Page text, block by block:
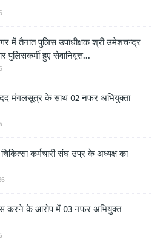
में तैनात पुलिस उपाधीक्षक श्री उमेशचन्द्र
पुलिसकर्मी हुए सेवानिवृत्त...
मंगलसूत्र के साथ 02 नफर अभियुक्ता
कर्मचारी संघ उप्र के अध्यक्ष का
करने के आरोप में 03 नफर अभियुक्त